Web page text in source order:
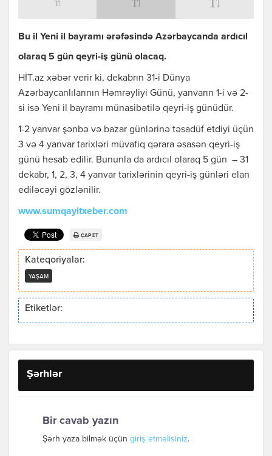
Bu il Yeni il bayramı ərəfəsində Azərbaycanda ardıcıl
olaraq 5 gün qeyri-iş günü olacaq.
HİT.az xəbər verir ki, dekabrın 31-i Dünya
Azərbaycanlılarının Həmrəyliyi Günü, yanvarın 1-i və 2-
si isə Yeni il bayramı münasibətilə qeyri-iş günüdür.
1-2 yanvar şənbə və bazar günlərinə təsadüf etdiyi üçün
3 və 4 yanvar tarixləri müvafiq qərara əsasən qeyri-iş
günü hesab edilir. Bununla da ardıcıl olaraq 5 gün – 31
dekabr, 1, 2, 3, 4 yanvar tarixlərinin qeyri-iş günləri elan
ediləcəyi gözlənilir.
www.sumqayitxeber.com
ÇAP ET
Kateqoriyalar:
YAŞAM
Etiketlər:
Şərhlər
Bir cavab yazın
Şərh yaza bilmək üçün giriş etməlisiniz.